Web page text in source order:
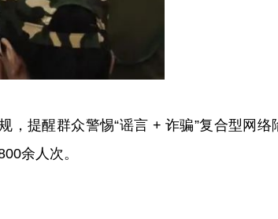
提醒群众警惕“谣言 + 诈骗”复合型网络
余人次。